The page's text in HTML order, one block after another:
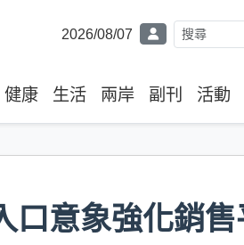
2026/08/07
健康 生活 兩岸 副刊 活動
口意象強化銷售